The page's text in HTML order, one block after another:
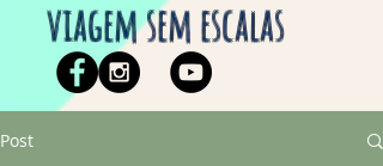
viagem sem escalas
Post